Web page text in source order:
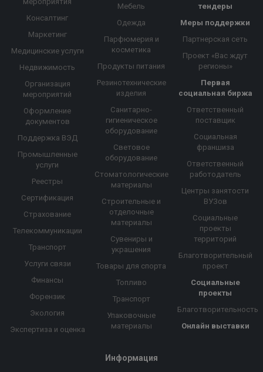
Консалтинг
Маркетинг
Медицинские услуги
Недвижимость
Организация
мероприятий
Оформление
документов
Поддержка ВЭД
Промышленные
услуги
Реестры
Сертификация
Страхование
Телекоммуникации
Транспорт
Услуги связи
Финансы
Форензик
Экология
Экспертиза и оценка
Мебель
Одежда
Парфюмерия и
косметика
Продукты питания
Резинотехнические
изделия
Санитарно-
гигиеническое
оборудование
Световое
оборудование
Стоматологические
материалы
Строительные и
отделочные
материалы
Сувениры и
украшения
Товары для спорта
Топливо
Транспорт
Упаковочные
материалы
тендеры
Меры поддержки
Партнерская сеть
Проект «Вас ждут
регионы»
Первая
социальная биржа
Ответственный
поставщик
Социальная
франшиза
Ответственный
работодатель
Центры занятости
ВУЗов
Социальные
проекты
территорий
Благотворительный
проект
Социальные
проекты
Благотворительность
Онлайн выставки
Информация